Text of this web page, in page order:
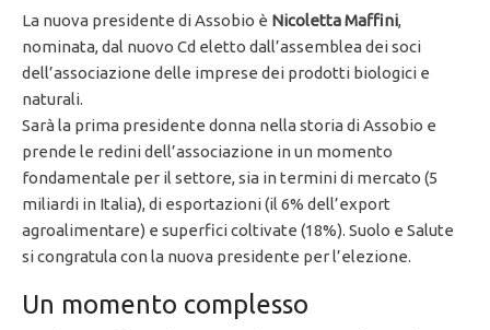
La nuova presidente di Assobio è Nicoletta Maffini,
nominata, dal nuovo Cd eletto dall’assemblea dei soci
dell’associazione delle imprese dei prodotti biologici e
naturali.
Sarà la prima presidente donna nella storia di Assobio e
prende le redini dell’associazione in un momento
fondamentale per il settore, sia in termini di mercato (5
miliardi in Italia), di esportazioni (il 6% dell’export
agroalimentare) e superfici coltivate (18%). Suolo e Salute
si congratula con la nuova presidente per l’elezione.
Un momento complesso